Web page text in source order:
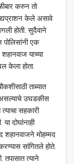
करुन तो
केले असावे
होती. सुदैवाने
पोलिसांनी एक
याच्या
केला होता.
ताब्यात
असल्याचे उघडकीस
सहकारी
दोघांनाही
शहानवाजने मोहम्मद
सांगितले होते.
तपासात त्याने